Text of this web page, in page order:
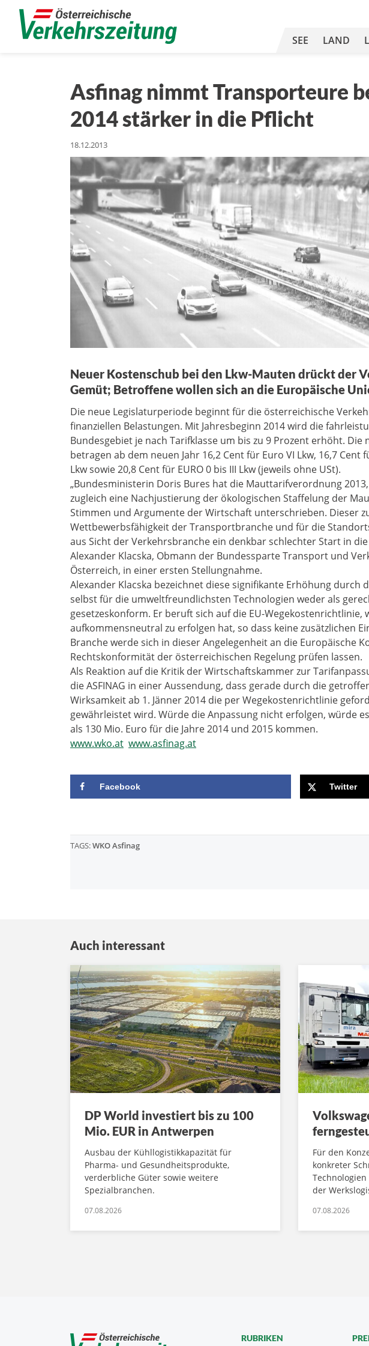
SEE LAND
Asfinag nimmt Transporteure
2014 stärker in die Pflicht
18.12.2013
Neuer Kostenschub bei den Lkw-Mauten drückt der
Gemüt; Betroffene wollen sich an die Europäische
Die neue Legislaturperiode beginnt für die österreichische
finanziellen Belastungen. Mit Jahresbeginn 2014 wird die
Bundesgebiet je nach Tarifklasse um bis zu 9 Prozent erhöht.
betragen ab dem neuen Jahr 16,2 Cent für Euro VI Lkw, 16,7 Cent
Lkw sowie 20,8 Cent für EURO 0 bis III Lkw (jeweils ohne USt).
„Bundesministerin Doris Bures hat die Mauttarifverordnung
zugleich eine Nachjustierung der ökologischen Staffelung der
Stimmen und Argumente der Wirtschaft unterschrieben. Dieser
Wettbewerbsfähigkeit der Transportbranche und für die
aus Sicht der Verkehrsbranche ein denkbar schlechter Start in
Alexander Klacska, Obmann der Bundessparte Transport und
Österreich, in einer ersten Stellungnahme.
Alexander Klacska bezeichnet diese signifikante Erhöhung durch
selbst für die umweltfreundlichsten Technologien weder als
gesetzeskonform. Er beruft sich auf die EU-Wegekostenrichtlinie,
aufkommensneutral zu erfolgen hat, so dass keine zusätzlichen
Branche werde sich in dieser Angelegenheit an die Europäische
Rechtskonformität der österreichischen Regelung prüfen lassen.
Als Reaktion auf die Kritik der Wirtschaftskammer zur
die ASFINAG in einer Aussendung, dass gerade durch die
Wirksamkeit ab 1. Jänner 2014 die per Wegekostenrichtlinie
gewährleistet wird. Würde die Anpassung nicht erfolgen, würde
als 130 Mio. Euro für die Jahre 2014 und 2015 kommen.
www.wko.at www.asfinag.at
Facebook Twitter
TAGS:WKO Asfinag
Auch interessant
DP World investiert bis zu 100
Mio. EUR in Antwerpen
Ausbau der Kühllogistikkapazität für
Pharma- und Gesundheitsprodukte,
verderbliche Güter sowie weitere
Spezialbranchen.
07.08.2026
Für den
konkreter
der
07.08.2026
RUBRIKEN